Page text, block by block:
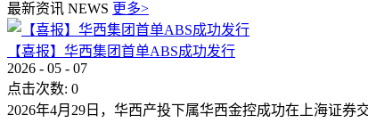
最新资讯 NEWS 更多>
【喜报】华西集团首单ABS成功发行
2026 - 05 - 07
点击次数: 0
2026年4月29日，华西产投下属华西金控成功在上海证